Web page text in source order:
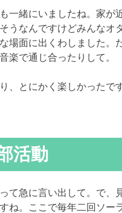
一緒にいましたね。家が
うなんですけどみんなオ
場面に出くわしました。
楽で通じ合ったりして。
、とにかく楽しかったで
活動
て急に言い出して。で、
ね。ここで毎年二回ソー